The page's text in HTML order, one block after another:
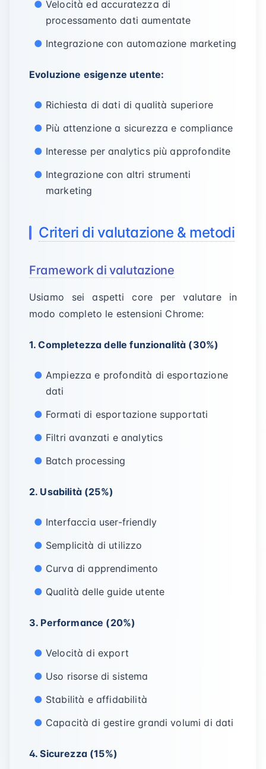
Velocità ed accuratezza di
processamento dati aumentate
Integrazione con automazione marketing
Evoluzione esigenze utente:
Richiesta di dati di qualità superiore
Più attenzione a sicurezza e compliance
Interesse per analytics più approfondite
Integrazione con altri strumenti
marketing
Criteri di valutazione & metodi
Framework di valutazione
Usiamo sei aspetti core per valutare in
modo completo le estensioni Chrome:
1. Completezza delle funzionalità (30%)
Ampiezza e profondità di esportazione
dati
Formati di esportazione supportati
Filtri avanzati e analytics
Batch processing
2. Usabilità (25%)
Interfaccia user-friendly
Semplicità di utilizzo
Curva di apprendimento
Qualità delle guide utente
3. Performance (20%)
Velocità di export
Uso risorse di sistema
Stabilità e affidabilità
Capacità di gestire grandi volumi di dati
4. Sicurezza (15%)